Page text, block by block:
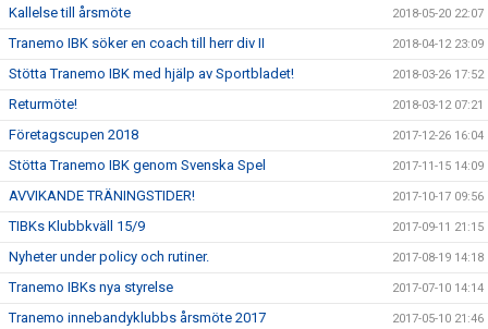
Kallelse till årsmöte 2018-05-20 22:07
Tranemo IBK söker en coach till herr div II 2018-04-12 23:09
Stötta Tranemo IBK med hjälp av Sportbladet! 2018-03-26 17:52
Returmöte! 2018-03-12 07:21
Företagscupen 2018 2017-12-26 16:04
Stötta Tranemo IBK genom Svenska Spel 2017-11-15 14:09
AVVIKANDE TRÄNINGSTIDER! 2017-10-17 09:56
TIBKs Klubbkväll 15/9 2017-09-11 21:15
Nyheter under policy och rutiner. 2017-08-19 14:18
Tranemo IBKs nya styrelse 2017-07-10 14:14
Tranemo innebandyklubbs årsmöte 2017 2017-05-10 21:46